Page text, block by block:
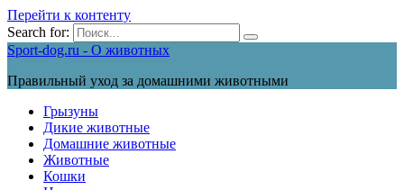
Перейти к контенту
Search for:
Sport-dog.ru - О животных
Правильный уход за домашними животными
Грызуны
Дикие животные
Домашние животные
Животные
Кошки